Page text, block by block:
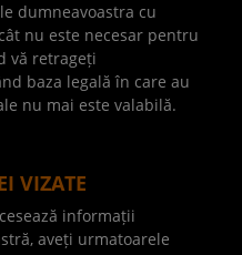
dumneavoastra cu
nu este necesar pentru
vă retrageți
baza legală în care au
nu mai este valabilă.
VIZATE
informații
aveți urmatoarele